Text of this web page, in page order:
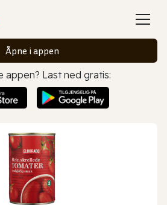
Åpne i appen
appen? Last ned gratis: